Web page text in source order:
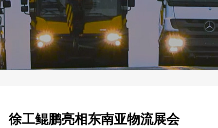
徐工鲲鹏亮相东南亚物流展会